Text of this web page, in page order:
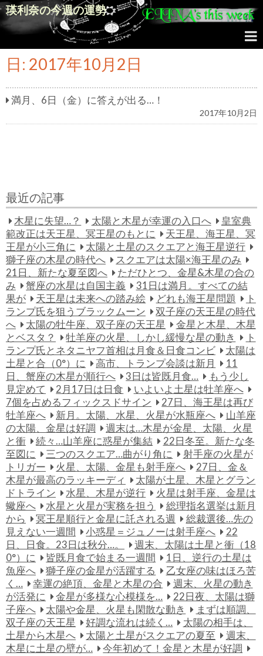
瑛利奈の今週の運勢
日: 2017年10月2日
満月、6日（金）に答えが出る…！
2017年10月2日
最近の記事
木星に失望…？ 太陽と木星が幸運の入口へ
皇室典
範改正は天王星、冥王星のもとに
天王星、海王星、冥
王星が小三角に
太陽と土星のスクエアと海王星逆行
獅子座の木星の時代へ
スクエアは太陽×海王星のみ
21日、新たな夏至図へ
ただひとつ、金星&木星の合の
み
蟹座の水星は自国主義
31日は満月。すべての結
果が
天王星は未来への踏み絵 どれも海王星問題
ト
ランプ氏を狙うブラックムーン
双子座の天王星の時代
へ
太陽の牡牛座、双子座の天王星
金星と木星、木星
とベスタ？
牡羊座の火星、しかし緩慢な星の動き
ト
ランプ氏とネタニヤフ首相は月食＆日食コンビ
太陽は
土星と合（0°）に
高市、トランプ会談は新月
11
日、蟹座の木星が順行へ
3日は皆既月食…
もう少し
見定めて
2月17日は日食
いよいよ土星は牡羊座へ
7個を占めるフィックスドサイン
27日、海王星は再び
牡羊座へ
新月。太陽、水星、火星が水瓶座へ
山羊座
の太陽、金星は好調
週末は…木星が金星、太陽、火星
と衝
続々…山羊座に惑星が集結
22日冬至。新たな冬
至図に
三つのスクエア…曲がり角に
射手座の火星が
トリガー
火星、太陽、金星も射手座へ
27日、金＆
木星が最高のラッキーディ
太陽が土星、木星とグラン
ドトライン
水星、木星が逆行
火星は射手座、金星は
蠍座へ
水星と火星が実務を担う
総理指名選挙は新月
から
冥王星順行と金星に託される週
総裁選後…先の
見えない一週間
小惑星＝ジュノーは射手座へ
22
日、日食。23日は秋分…。
週末、太陽は土星と衝（18
0°）に
皆既月食で始まる一週間
1日、逆行の土星は
魚座へ
獅子座の金星が活躍する
乙女座の味はほろ苦
く…
幸運の絶頂、金星と木星の合
週末、火星の動き
が活発に
金星が多様な心模様を…
22日夜、太陽は獅
子座へ
太陽や金星、火星も閑散な動き
まずは順調、
双子座の天王星
好調な流れは続く…
太陽の相手は、
土星から木星へ
太陽と土星がスクエアの夏至
週末、
木星に土星の壁が…
今年初めて！金星と木星が好調